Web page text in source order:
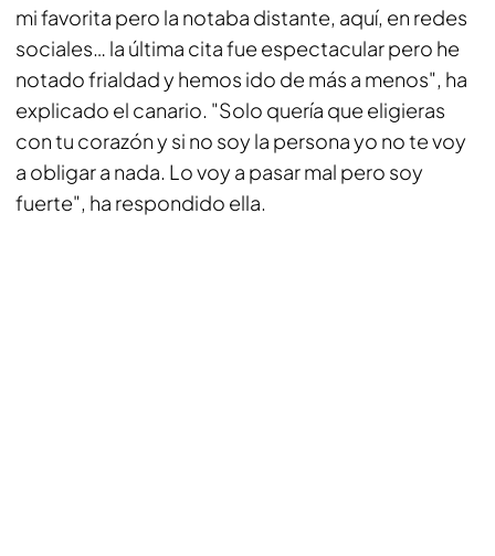
mi favorita pero la notaba distante, aquí, en redes
sociales… la última cita fue espectacular pero he
notado frialdad y hemos ido de más a menos", ha
explicado el canario. "Solo quería que eligieras
con tu corazón y si no soy la persona yo no te voy
a obligar a nada. Lo voy a pasar mal pero soy
fuerte", ha respondido ella.